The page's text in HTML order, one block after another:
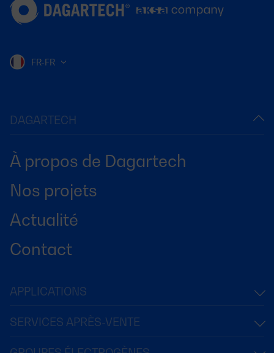
DAGARTECH
À propos de Dagartech
Nos projets
Actualité
Contact
FR-FR
APPLICATIONS
SERVICES APRÈS-VENTE